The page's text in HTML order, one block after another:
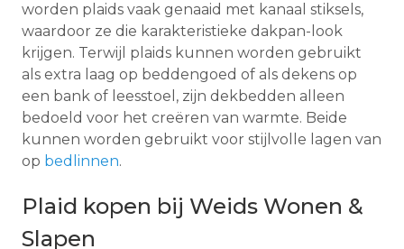
worden plaids vaak genaaid met kanaal stiksels,
waardoor ze die karakteristieke dakpan-look
krijgen. Terwijl plaids kunnen worden gebruikt
als extra laag op beddengoed of als dekens op
een bank of leesstoel, zijn dekbedden alleen
bedoeld voor het creëren van warmte. Beide
kunnen worden gebruikt voor stijlvolle lagen van
op bedlinnen.
Plaid kopen bij Weids Wonen &
Slapen